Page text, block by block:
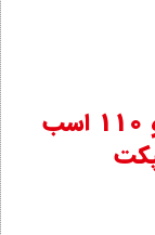
آپشن های جانبی کمپرسور اسکرو 110 اسب